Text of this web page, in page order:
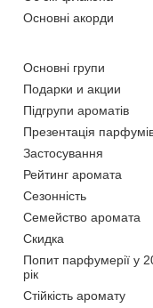
Основні акорди
Основні групи
Подарки и акции
Підгрупи ароматів
Презентація
Застосування
Рейтинг аромата
Сезонність
Семейство аромата
Скидка
Попит парфумерії у
рік
Стійкість аромату